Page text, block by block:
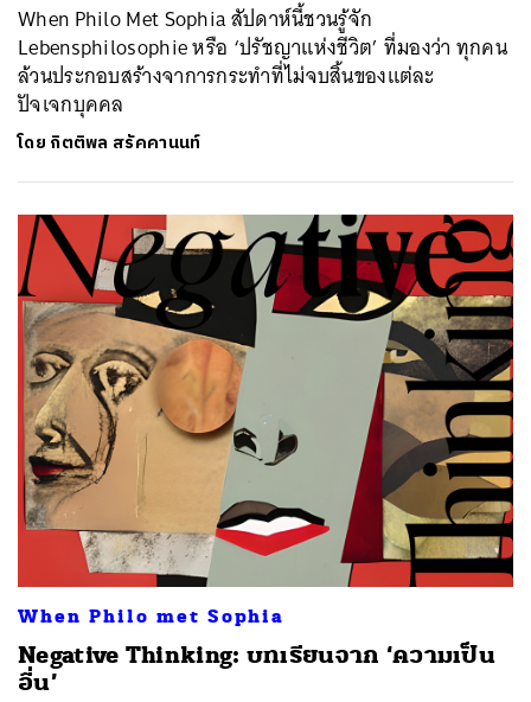
When Philo Met Sophia สัปดาห์นี้ชวนรู้จัก
Lebensphilosophie หรือ ‘ปรัชญาแห่งชีวิต’ ที่มองว่า ทุกคน
ล้วนประกอบสร้างจาการกระทำที่ไม่จบสิ้นของแต่ละ
ปัจเจกบุคคล
โดย กิตติพล สรัคคานนท์
When Philo met Sophia
Negative Thinking: บทเรียนจาก ‘ความเป็น
อื่น’